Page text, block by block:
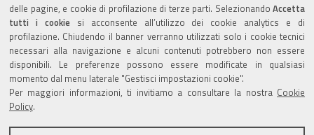
delle pagine, e cookie di profilazione di terze parti. Selezionando Accetta
tutti i cookiesi acconsente all’utilizzo dei cookie analytics e di
profilazione. Chiudendo il banner verranno utilizzati solo i cookie tecnici
necessari alla navigazione e alcuni contenuti potrebbero non essere
disponibili. Le preferenze possono essere modificate in qualsiasi
momento dal menu laterale "Gestisci impostazioni cookie".
Per maggiori informazioni, ti invitiamo a consultare la nostra Cookie
Policy.
Valuta questo sito